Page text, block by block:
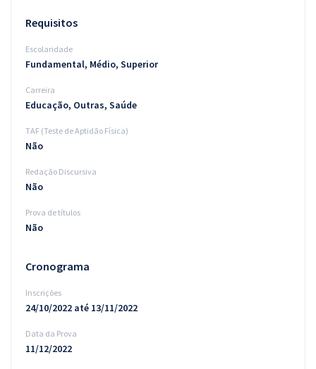
Requisitos
Escolaridade
Fundamental, Médio, Superior
Carreira
Educação, Outras, Saúde
TAF (Teste de Aptidão Física)
Não
Redação Discursiva
Não
Prova de títulos
Não
Cronograma
Inscrições
24/10/2022 até 13/11/2022
Data da Prova
11/12/2022